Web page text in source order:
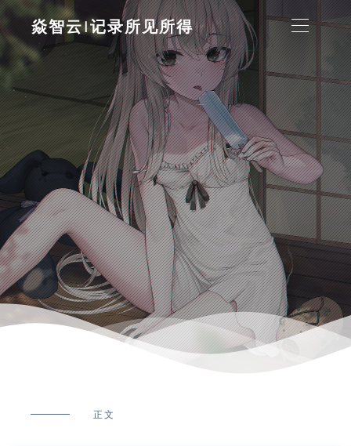
焱智云|记录所见所得
正文